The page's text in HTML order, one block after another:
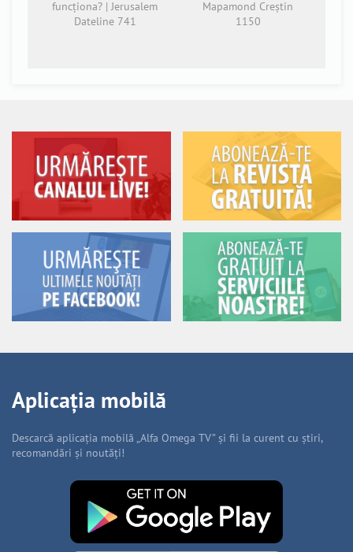
funcționa? | Jerusalem
Dateline 741
Mapamond Creștin
1150
Aplicația mobilă
Descarcă aplicația mobilă „Alfa Omega TV” și fii la curent cu știri,
recomandări și noutăți!